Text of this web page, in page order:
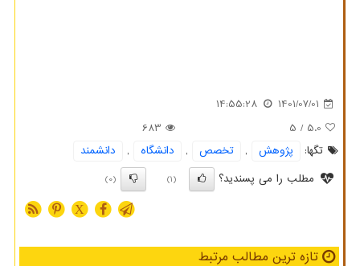
1401/07/01
14:55:28
5.0
/ 5
683
تگها:
پژوهش , تخصص , دانشگاه ,
دانشمند
مطلب را می پسندید؟
(1)
(0)
X
تازه ترین مطالب مرتبط